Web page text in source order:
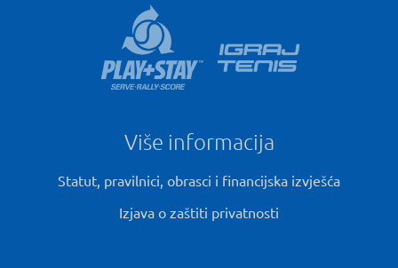
Više informacija
Statut, pravilnici, obrasci i financijska izvješća
Izjava o zaštiti privatnosti